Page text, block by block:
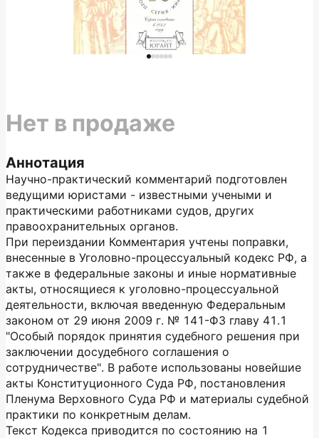
Аннотация
Научно-практический комментарий подготовлен
ведущими юристами - известными учеными и
практическими работниками судов, других
правоохранительных органов.
При переиздании Комментария учтены поправки,
внесенные в Уголовно-процессуальный кодекс РФ, а
также в федеральные законы и иные нормативные
акты, относящиеся к уголовно-процессуальной
деятельности, включая введенную Федеральным
законом от 29 июня 2009 г. № 141-ФЗ главу 41.1
"Особый порядок принятия судебного решения при
заключении досудебного соглашения о
сотрудничестве". В работе использованы новейшие
акты Конституционного Суда РФ, постановления
Пленума Верховного Суда РФ и материалы судебной
практики по конкретным делам.
Текст Кодекса приводится по состоянию на 1
Нет в продаже